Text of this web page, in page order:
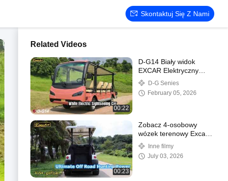
Skontaktuj Się Z Nami
Related Videos
00:22
D-G14 Biały widok
EXCAR Elektryczny
samochód wycieczkowy
72V 210Ah Bateria
litowa
D-G ​​Senies
February 05, 2026
00:23
Zobacz 4-osobowy
wózek terenowy Excar
ElectricMA1S4 z baterią
litową
Inne filmy
July 03, 2026